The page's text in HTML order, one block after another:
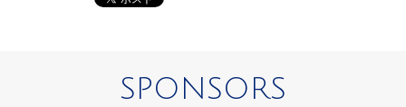
SPONSORS